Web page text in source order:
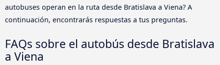
autobuses operan en la ruta desde Bratislava a Viena? A
continuación, encontrarás respuestas a tus preguntas.
FAQs sobre el autobús desde Bratislava
a Viena